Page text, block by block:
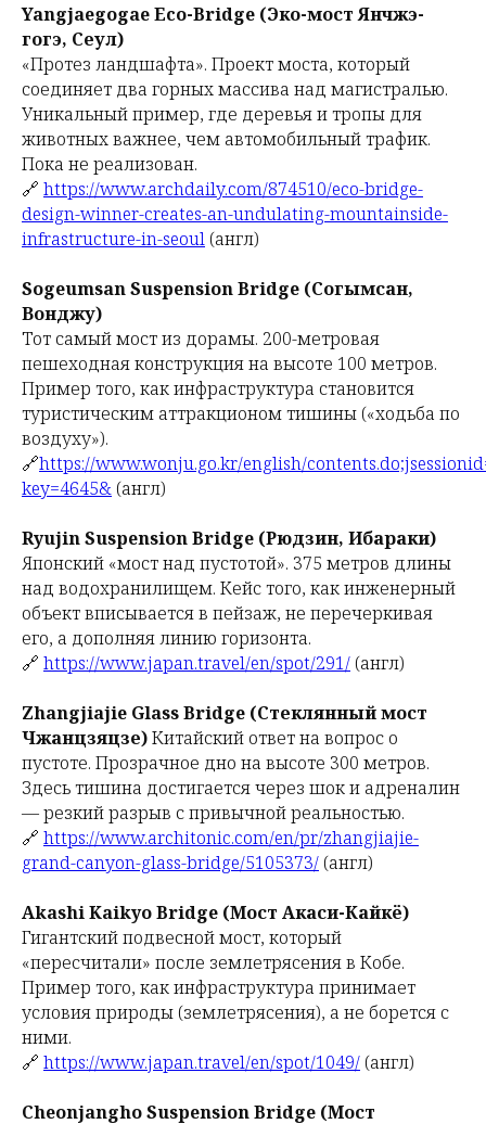
Yangjaegogae Eco-Bridge (Эко-мост Янчжэ-
гогэ, Сеул)
«Протез ландшафта». Проект моста, который
соединяет два горных массива над магистралью.
Уникальный пример, где деревья и тропы для
животных важнее, чем автомобильный трафик.
Пока не реализован.
🔗 https://www.archdaily.com/874510/eco-bridge-
design-winner-creates-an-undulating-mountainside-
infrastructure-in-seoul (англ)
Sogeumsan Suspension Bridge (Согымсан,
Вонджу)
Тот самый мост из дорамы. 200-метровая
пешеходная конструкция на высоте 100 метров.
Пример того, как инфраструктура становится
туристическим аттракционом тишины («ходьба по
воздуху»).
🔗https://www.wonju.go.kr/english/
key=4645& (англ)
Ryujin Suspension Bridge (Рюдзин, Ибараки)
Японский «мост над пустотой». 375 метров длины
над водохранилищем. Кейс того, как инженерный
объект вписывается в пейзаж, не перечеркивая
его, а дополняя линию горизонта.
🔗 https://www.japan.travel/en/spot/291/ (англ)
Zhangjiajie Glass Bridge (Стеклянный мост
Чжанцзяцзе)Китайский ответ на вопрос о
пустоте. Прозрачное дно на высоте 300 метров.
Здесь тишина достигается через шок и адреналин
— резкий разрыв с привычной реальностью.
🔗 https://www.architonic.com/en/pr/zhangjiajie-
grand-canyon-glass-bridge/5105373/ (англ)
Akashi Kaikyo Bridge (Мост Акаси-Кайкё)
Гигантский подвесной мост, который
«пересчитали» после землетрясения в Кобе.
Пример того, как инфраструктура принимает
условия природы (землетрясения), а не борется с
ними.
🔗 https://www.japan.travel/en/spot/1049/ (англ)
Cheonjangho Suspension Bridge (Мост